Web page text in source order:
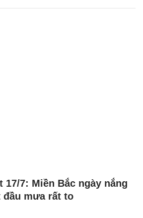
7: Miền Bắc ngày nắng
đầu mưa rất to